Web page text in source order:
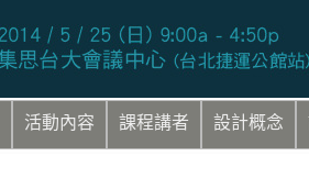
活動內容 課程講者 設計概念